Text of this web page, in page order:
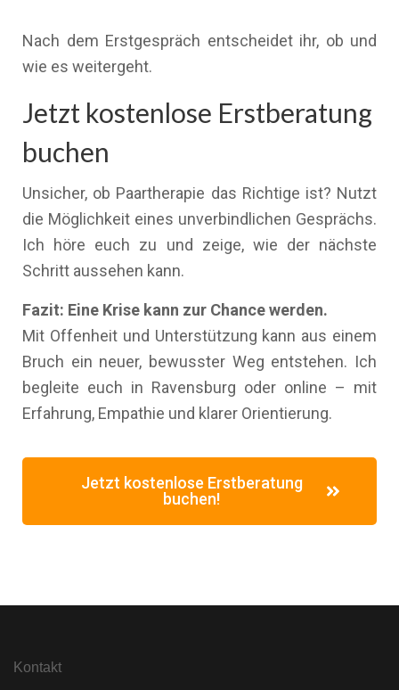
Nach dem Erstgespräch entscheidet ihr, ob und
wie es weitergeht.
Jetzt kostenlose Erstberatung
buchen
Unsicher, ob Paartherapie das Richtige ist? Nutzt
die Möglichkeit eines unverbindlichen Gesprächs.
Ich höre euch zu und zeige, wie der nächste
Schritt aussehen kann.
Fazit: Eine Krise kann zur Chance werden.
Mit Offenheit und Unterstützung kann aus einem
Bruch ein neuer, bewusster Weg entstehen. Ich
begleite euch in Ravensburg oder online – mit
Erfahrung, Empathie und klarer Orientierung.
Jetzt kostenlose Erstberatung
buchen!
Kontakt